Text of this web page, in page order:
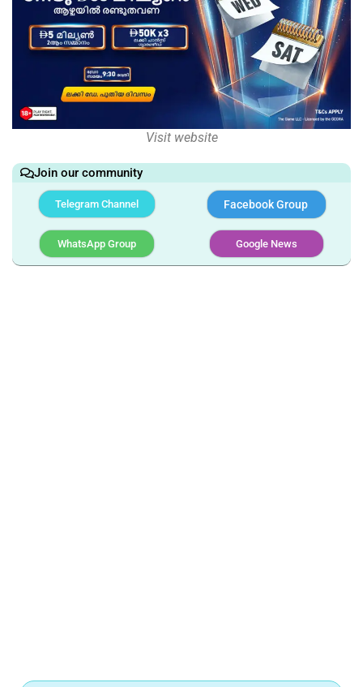
Visit website
Join our community
Telegram Channel Facebook Group
WhatsApp Group Google News